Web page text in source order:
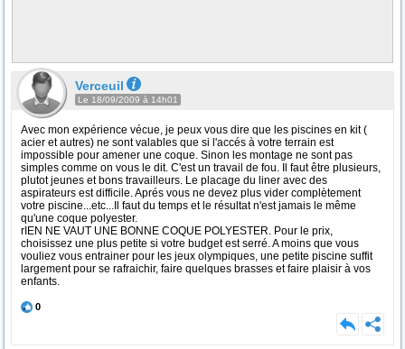
Verceuil
Le 18/09/2009 à 14h01
Avec mon expérience vécue, je peux vous dire que les piscines en kit (
acier et autres) ne sont valables que si l'accés à votre terrain est
impossible pour amener une coque. Sinon les montage ne sont pas
simples comme on vous le dit. C'est un travail de fou. Il faut être plusieurs,
plutot jeunes et bons travailleurs. Le placage du liner avec des
aspirateurs est difficile. Aprés vous ne devez plus vider complètement
votre piscine...etc...Il faut du temps et le résultat n'est jamais le même
qu'une coque polyester.
rIEN NE VAUT UNE BONNE COQUE POLYESTER. Pour le prix,
choisissez une plus petite si votre budget est serré. A moins que vous
vouliez vous entrainer pour les jeux olympiques, une petite piscine suffit
largement pour se rafraichir, faire quelques brasses et faire plaisir à vos
enfants.
0